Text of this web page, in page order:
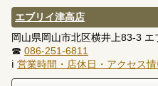
エブリイ津高店
岡山県岡山市北区横井上83-3
☎ 086-251-6811
ℹ 営業時間・店休日・アクセス